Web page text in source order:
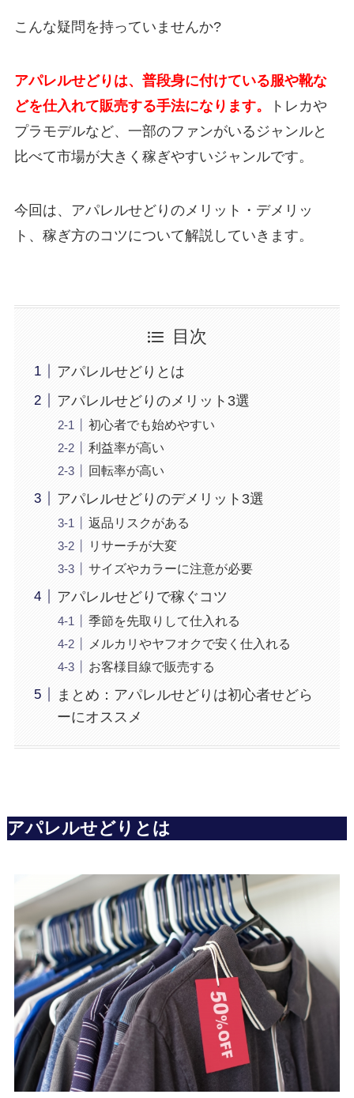
こんな疑問を持っていませんか?
アパレルせどりは、普段身に付けている服や靴な
どを仕入れて販売する手法になります。
トレカや
プラモデルなど、一部のファンがいるジャンルと
比べて市場が大きく稼ぎやすいジャンルです。
今回は、アパレルせどりのメリット・デメリッ
ト、稼ぎ方のコツについて解説していきます。
目次
アパレルせどりとは
アパレルせどりのメリット3選
初心者でも始めやすい
利益率が高い
回転率が高い
アパレルせどりのデメリット3選
返品リスクがある
リサーチが大変
サイズやカラーに注意が必要
アパレルせどりで稼ぐコツ
季節を先取りして仕入れる
メルカリやヤフオクで安く仕入れる
お客様目線で販売する
まとめ：アパレルせどりは初心者せどら
ーにオススメ
アパレルせどりとは